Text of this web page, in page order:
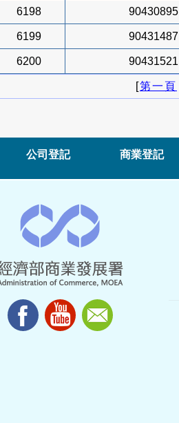
6198 90430895
6199 90431487
6200 90431521
[第一頁
公司登記 商業登記